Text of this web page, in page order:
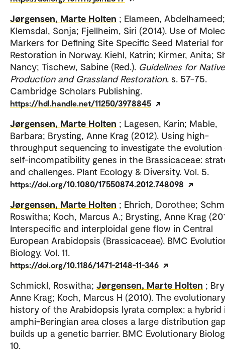
Jørgensen, Marte Holten ; Elameen, Abdelhameed;
Klemsdal, Sonja; Fjellheim, Siri (2014). Use of
Markers for Defining Site Specific Seed Material for
Restoration in Norway. Kiehl, Katrin; Kirmer, Anita;
Nancy; Tischew, Sabine (Red.). Guidelines for
Production and Grassland Restoration. s. 57-75.
Cambridge Scholars Publishing.
https://hdl.handle.net/11250/3978845
Jørgensen, Marte Holten ; Lagesen, Karin; Mable,
Barbara; Brysting, Anne Krag (2012). Using high-
throughput sequencing to investigate the evolution
self-incompatibility genes in the Brassicaceae:
and challenges. Plant Ecology & Diversity. Vol. 5.
https://doi.org/10.1080/17550874.2012.748098
Jørgensen, Marte Holten ; Ehrich, Dorothee;
Roswitha; Koch, Marcus A.; Brysting, Anne Krag
Interspecific and interploidal gene flow in Central
European Arabidopsis (Brassicaceae). BMC
Biology. Vol. 11.
https://doi.org/10.1186/1471-2148-11-346
Schmickl, Roswitha; Jørgensen, Marte Holten ;
Anne Krag; Koch, Marcus H (2010). The evolutionary
history of the Arabidopsis lyrata complex: a hybrid
amphi-Beringian area closes a large distribution
builds up a genetic barrier. BMC Evolutionary
10.